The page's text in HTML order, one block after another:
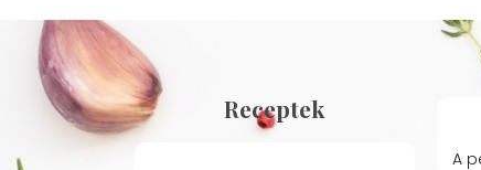
Receptek
A